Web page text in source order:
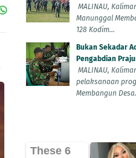
MALINAU,
Manunggal
128 Kodim...
Bukan Sekadar
Pengabdian
MALINAU,
pelaksanaan
Membangun